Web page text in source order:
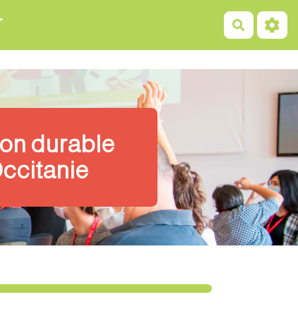
durable